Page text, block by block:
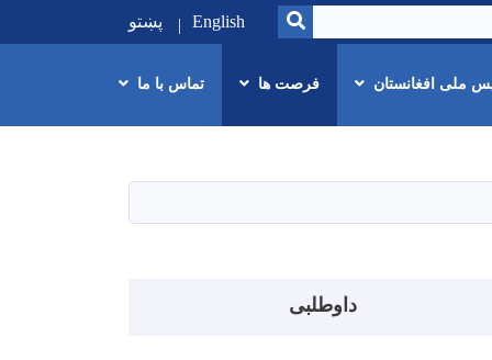
SEARCH
English پښتو
ملی افغانستان فرصت ها تماس با ما
داوطلبی